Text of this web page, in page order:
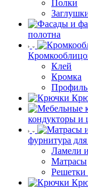
Полки
полотна
Клей
Кромка
кондукторы и
фурнитура для
Ламели
Матрасы
Решетки